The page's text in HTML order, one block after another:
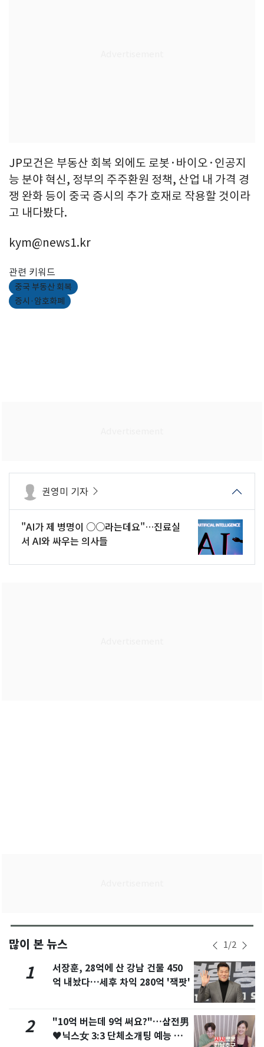
JP모건은 부동산 회복 외에도 로봇·바이오·인공지
능 분야 혁신, 정부의 주주환원 정책, 산업 내 가격 경
쟁 완화 등이 중국 증시의 추가 호재로 작용할 것이라
고 내다봤다.
kym@news1.kr
관련 키워드
중국 부동산 회복
증시·암호화폐
권영미 기자
"AI가 제 병명이 ○○라는데요"…진료실
서 AI와 싸우는 의사들
많이 본 뉴스 1/2
1
서장훈, 28억에 산 강남 건물 450
억 내놨다…세후 차익 280억 '잭팟'
2
"10억 버는데 9억 써요?"…삼전男
♥닉스女 3:3 단체소개팅 예능 화